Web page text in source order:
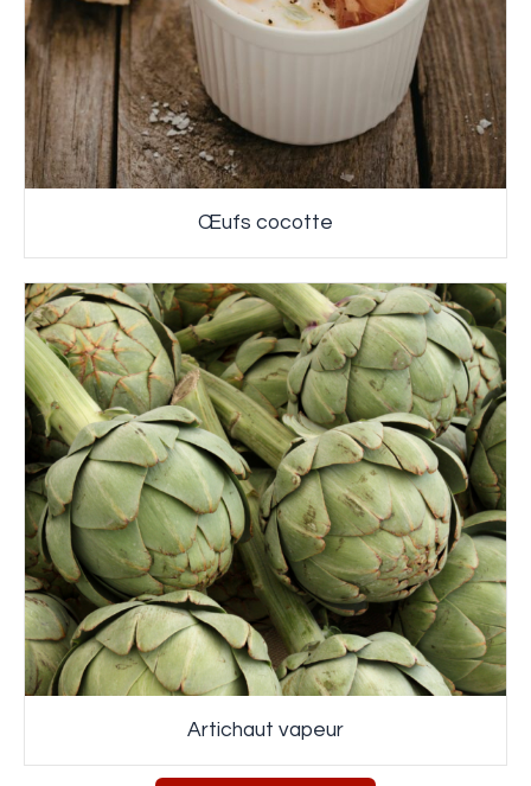
Œufs cocotte
Artichaut vapeur